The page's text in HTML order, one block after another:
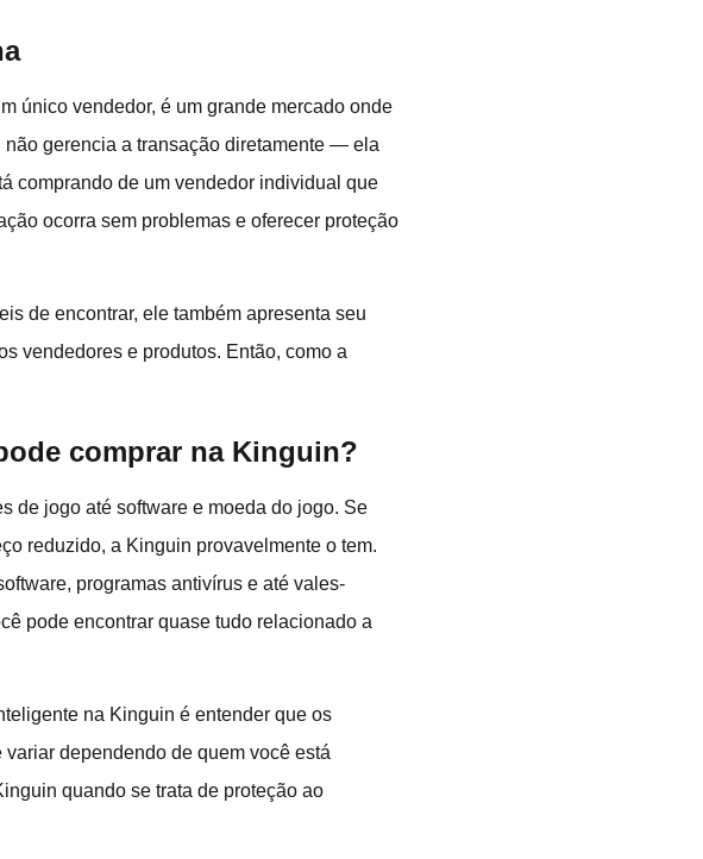
único vendedor, é um grande mercado onde
gerencia a transação diretamente — ela
comprando de um vendedor individual que
ocorra sem problemas e oferecer proteção
de encontrar, ele também apresenta seu
vendedores e produtos. Então, como a
comprar na Kinguin?
de jogo até software e moeda do jogo. Se
reduzido, a Kinguin provavelmente o tem.
programas antivírus e até vales-
pode encontrar quase tudo relacionado a
na Kinguin é entender que os
dependendo de quem você está
quando se trata de proteção ao